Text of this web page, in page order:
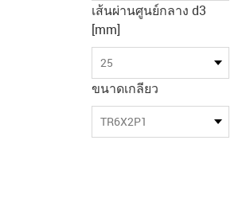
เส้นผ่านศูนย์กลาง d3
[mm]
25
ขนาดเกลียว
TR6X2P1